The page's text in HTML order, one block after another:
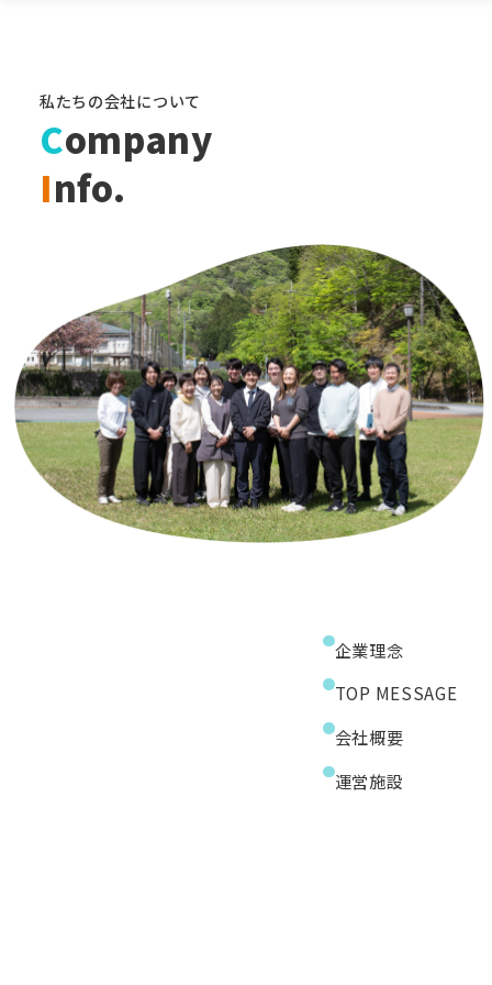
私たちの会社について
Company
Info.
企業理念
TOP MESSAGE
会社概要
運営施設